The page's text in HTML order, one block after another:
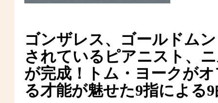
ゴンザレス、ゴールドム
されているピアニスト、
が完成！トム・ヨークが
る才能が魅せた9指による